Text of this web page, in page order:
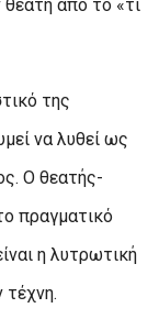
θεατή από το «τι
της
να λυθεί ως
Ο θεατής-
πραγματικό
η λυτρωτική
τέχνη.